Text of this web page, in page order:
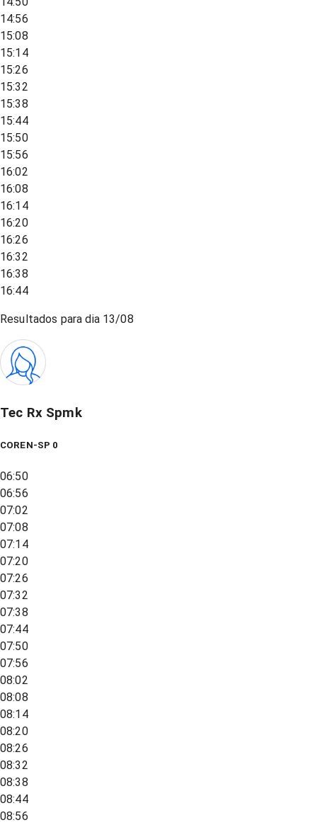
14:56
15:08
15:14
15:26
15:32
15:38
15:44
15:50
15:56
16:02
16:08
16:14
16:20
16:26
16:32
16:38
16:44
Resultados para dia 13/08
Tec Rx Spmk
COREN-SP 0
06:50
06:56
07:02
07:08
07:14
07:20
07:26
07:32
07:38
07:44
07:50
07:56
08:02
08:08
08:14
08:20
08:26
08:32
08:38
08:44
08:56